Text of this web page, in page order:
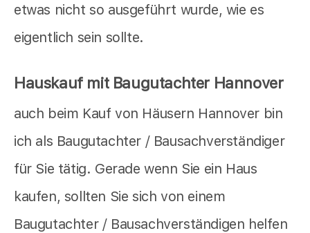
etwas nicht so ausgeführt wurde, wie es
eigentlich sein sollte.
Hauskauf mit Baugutachter Hannover
auch beim Kauf von Häusern Hannover bin
ich als Baugutachter / Bausachverständiger
für Sie tätig. Gerade wenn Sie ein Haus
kaufen, sollten Sie sich von einem
Baugutachter / Bausachverständigen helfen